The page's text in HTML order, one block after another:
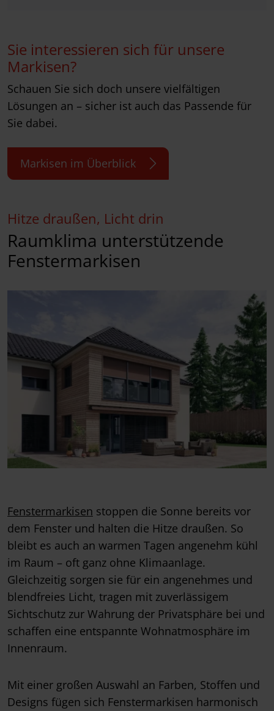
Sie interessieren sich für unsere
Markisen?
Schauen Sie sich doch unsere vielfältigen
Lösungen an – sicher ist auch das Passende für
Sie dabei.
Markisen im Überblick
Hitze draußen, Licht drin
Raumklima unterstützende
Fenstermarkisen
Fenstermarkisen stoppen die Sonne bereits vor
dem Fenster und halten die Hitze draußen. So
bleibt es auch an warmen Tagen angenehm kühl
im Raum – oft ganz ohne Klimaanlage.
Gleichzeitig sorgen sie für ein angenehmes und
blendfreies Licht, tragen mit zuverlässigem
Sichtschutz zur Wahrung der Privatsphäre bei und
schaffen eine entspannte Wohnatmosphäre im
Innenraum.
Mit einer großen Auswahl an Farben, Stoffen und
Designs fügen sich Fenstermarkisen harmonisch